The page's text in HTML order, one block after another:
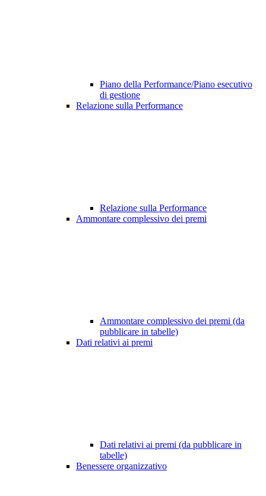
Piano della Performance/Piano esecutivo
di gestione
Relazione sulla Performance
Relazione sulla Performance
Ammontare complessivo dei premi
Ammontare complessivo dei premi (da
pubblicare in tabelle)
Dati relativi ai premi
Dati relativi ai premi (da pubblicare in
tabelle)
Benessere organizzativo